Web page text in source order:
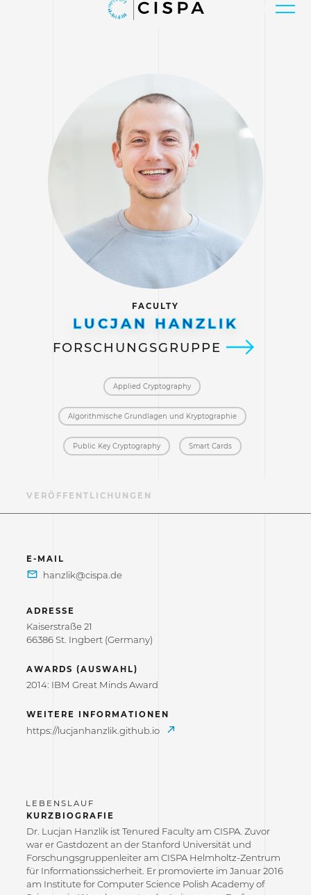
FACULTY
LUCJAN HANZLIK
FORSCHUNGSGRUPPE
Applied Cryptography
Algorithmische Grundlagen und Kryptographie
Public Key Cryptography Smart Cards
VERÖFFENTLICHUNGEN
E-MAIL
ADRESSE
Kaiserstraße 21
66386 St. Ingbert (Germany)
AWARDS (AUSWAHL)
2014: IBM Great Minds Award
WEITERE INFORMATIONEN
https://lucjanhanzlik.github.io
KURZBIOGRAFIE
Dr. Lucjan Hanzlik ist Tenured Faculty am CISPA. Zuvor
war er Gastdozent an der Stanford Universität und
Forschungsgruppenleiter am CISPA Helmholtz-Zentrum
für Informationssicherheit. Er promovierte im Januar 2016
am Institute for Computer Science Polish Academy of